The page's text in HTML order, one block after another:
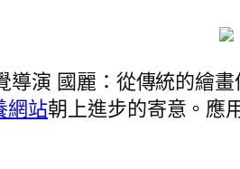
導演 國麗：從傳統的繪
網站朝上進步的寄意。應